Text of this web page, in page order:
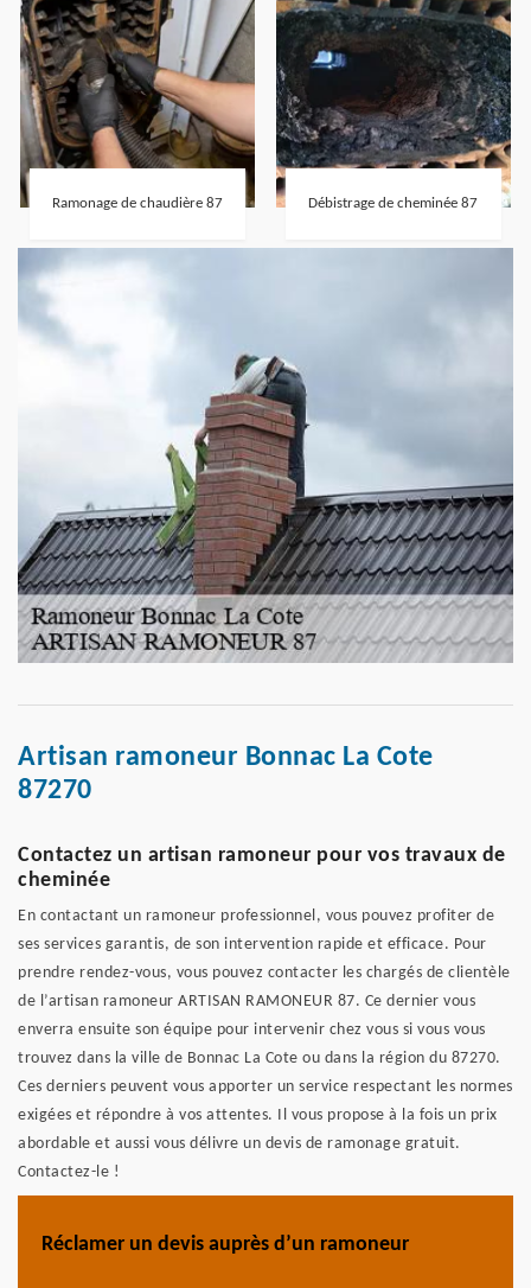
Ramonage de chaudière 87 Débistrage de cheminée 87
Artisan ramoneur Bonnac La Cote
87270
Contactez un artisan ramoneur pour vos travaux de
cheminée
En contactant un ramoneur professionnel, vous pouvez profiter de
ses services garantis, de son intervention rapide et efficace. Pour
prendre rendez-vous, vous pouvez contacter les chargés de clientèle
de l’artisan ramoneur ARTISAN RAMONEUR 87. Ce dernier vous
enverra ensuite son équipe pour intervenir chez vous si vous vous
trouvez dans la ville de Bonnac La Cote ou dans la région du 87270.
Ces derniers peuvent vous apporter un service respectant les normes
exigées et répondre à vos attentes. Il vous propose à la fois un prix
abordable et aussi vous délivre un devis de ramonage gratuit.
Contactez-le !
Réclamer un devis auprès d’un ramoneur